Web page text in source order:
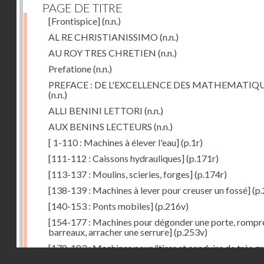
PAGE DE TITRE
[Frontispice](n.n.)
AL RE CHRISTIANISSIMO (n.n.)
AU ROY TRES CHRETIEN (n.n.)
Prefatione(n.n.)
PREFACE : DE L'EXCELLENCE DES
(n.n.)
ALLI BENINI LETTORI (n.n.)
AUX BENINS LECTEURS (n.n.)
[ 1-110 : Machines à élever l'eau](p.1r)
[111-112 : Caissons hydrauliques](p.171r)
[113-137 : Moulins, scieries, forges](p.174r)
[138-139 : Machines à lever pour creuser un fossé]
[140-153 : Ponts mobiles](p.216v)
[154-177 : Machines pour dégonder une porte,
barreaux, arracher une serrure](p.253v)
[178-183 : Machines pour "tirer et conduire de très